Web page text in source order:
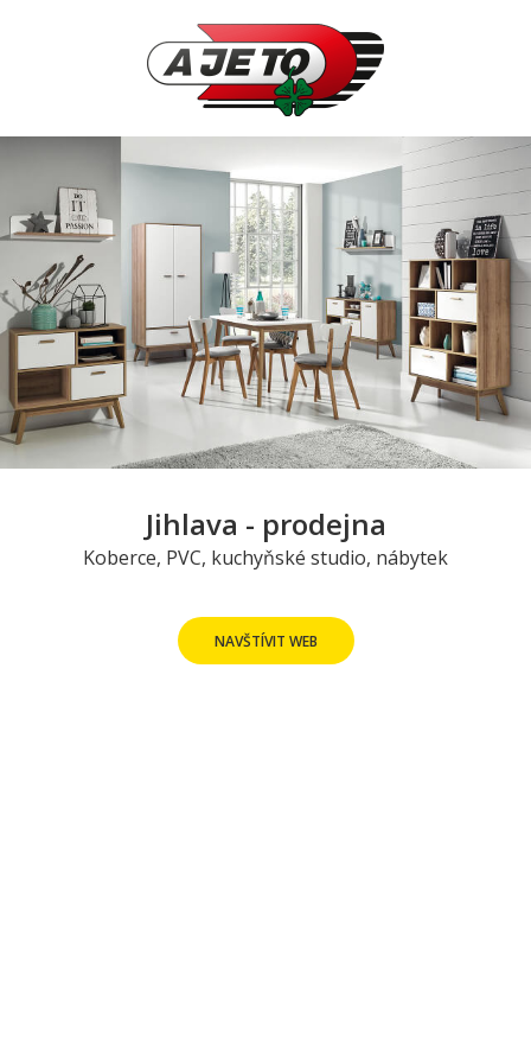
Jihlava - prodejna
Koberce, PVC, kuchyňské studio, nábytek
NAVŠTÍVIT WEB